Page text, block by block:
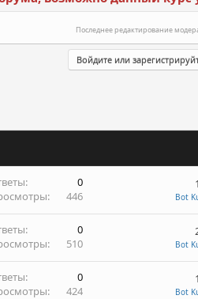
Последнее редактирование
Войдите или
0
446 Bot
0
510 Bot
0
424 Bot